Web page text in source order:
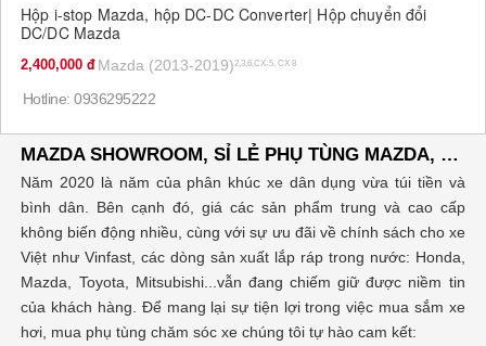
Hộp i-stop Mazda, hộp DC-DC Converter| Hộp chuyển đổi
DC/DC Mazda
2,400,000 Mazda (2013-2019) 2,3,6,CX-5, CX 8
Hotline: 0936295222
MAZDA SHOWROOM, SỈ LẺ PHỤ TÙNG MAZDA, ĐĂNG TIN RAO VẶT MUA BÁN XE Ô TÔ
Năm 2020 là năm của phân khúc xe dân dụng vừa túi tiền và
bình dân. Bên cạnh đó, giá các sản phẩm trung và cao cấp
không biến động nhiều, cùng với sự ưu đãi về chính sách cho xe
Việt như Vinfast, các dòng sản xuất lắp ráp trong nước: Honda,
Mazda, Toyota, Mitsubishi...vẫn đang chiếm giữ được niềm tin
của khách hàng. Để mang lại sự tiện lợi trong việc mua sắm xe
hơi, mua phụ tùng chăm sóc xe chúng tôi tự hào cam kết: